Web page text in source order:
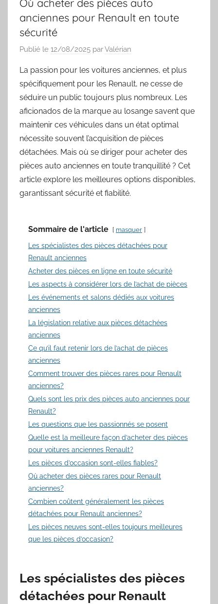
Où acheter des pièces auto
anciennes pour Renault en toute
sécurité
Publié le 12/08/2025 parValérian
La passion pour les voitures anciennes, et plus
spécifiquement pour les Renault, ne cesse de
séduire un public toujours plus nombreux. Les
aficionados de la marque au losange savent que
maintenir ces véhicules dans un état optimal
nécessite souvent l’acquisition de pièces
détachées. Mais où se diriger pour acheter des
pièces auto anciennes en toute tranquillité ? Cet
article explore les meilleures options disponibles,
garantissant sécurité et fiabilité.
Sommaire de l'article masquer
Les spécialistes des pièces détachées pour
Renault anciennes
Acheter des pièces en ligne en toute sécurité
Les aspects à considérer lors de l’achat de pièces
Les événements et salons dédiés aux voitures
anciennes
La législation relative aux pièces détachées
anciennes
Ce qu’il faut retenir lors de l’achat de pièces
anciennes
Comment trouver des pièces rares pour Renault
anciennes?
Quels sont les prix des pièces auto anciennes pour
Renault?
Les questions que les passionnés se posent
Quelle est la meilleure façon d’acheter des pièces
pour voitures anciennes Renault?
Les pièces d’occasion sont-elles fiables?
Où acheter des pièces rares pour Renault
anciennes?
Combien coûtent généralement les pièces
détachées pour Renault anciennes?
Les pièces neuves sont-elles toujours meilleures
que les pièces d’occasion?
Les spécialistes des pièces
détachées pour Renault